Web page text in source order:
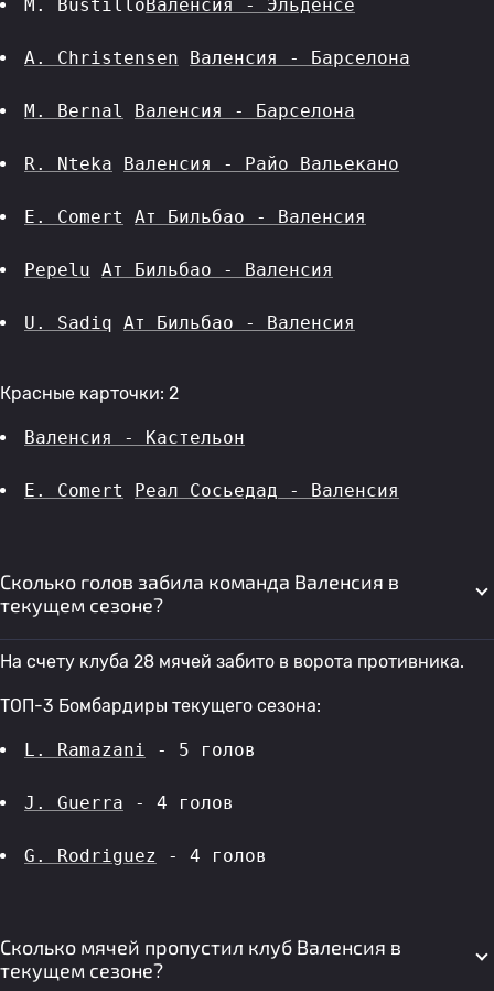
M. BustilloВаленсия - Эльденсе
A. Christensen Валенсия - Барселона
M. Bernal Валенсия - Барселона
R. Nteka Валенсия - Райо Вальекано
E. Comert Ат Бильбао - Валенсия
Pepelu Ат Бильбао - Валенсия
U. Sadiq Ат Бильбао - Валенсия
Красные карточки: 2
Валенсия - Кастельон
E. Comert Реал Сосьедад - Валенсия
Сколько голов забила команда Валенсия в
текущем сезоне?
На счету клуба 28 мячей забито в ворота противника.
ТОП-3 Бомбардиры текущего сезона:
L. Ramazani - 5 голов
J. Guerra - 4 голов
G. Rodriguez - 4 голов
Сколько мячей пропустил клуб Валенсия в
текущем сезоне?